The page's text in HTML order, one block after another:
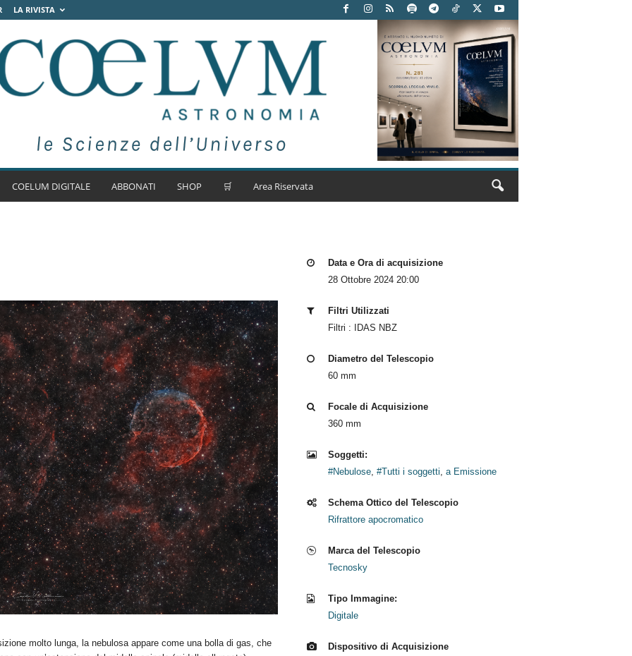
LA RIVISTA
COELUM DIGITALE ABBONATI SHOP 🛒 Area Riservata
molto lunga, la nebulosa appare come una bolla di gas, che
Data e Ora di acquisizione
28 Ottobre 2024 20:00
Filtri Utilizzati
Filtri : IDAS NBZ
Diametro del Telescopio
60 mm
Focale di Acquisizione
360 mm
Soggetti:
#Nebulose, #Tutti i soggetti, a Emissione
Schema Ottico del Telescopio
Rifrattore apocromatico
Marca del Telescopio
Tecnosky
Tipo Immagine:
Digitale
Dispositivo di Acquisizione